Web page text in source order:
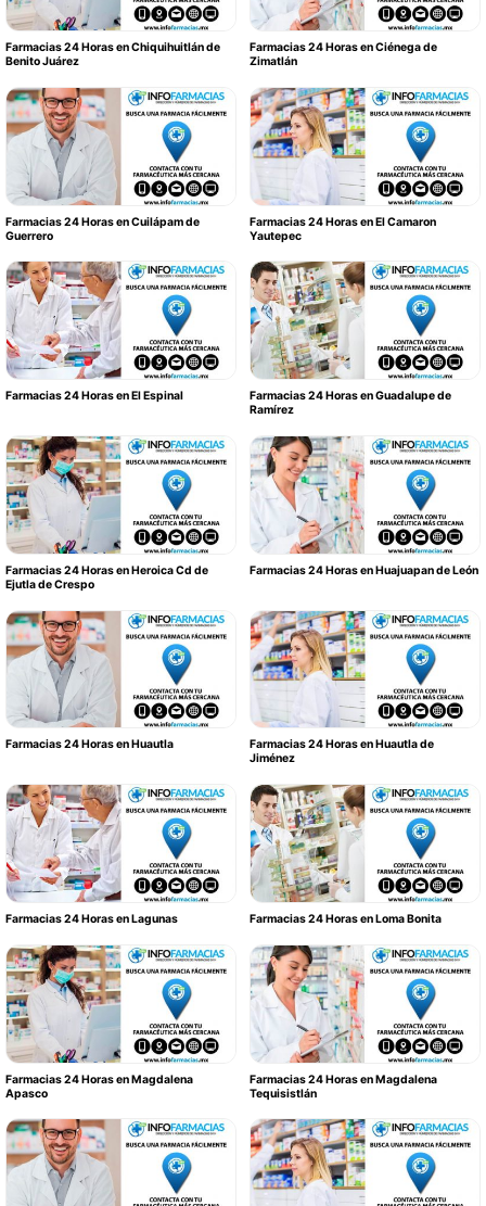
Farmacias 24 Horas en Chiquihuitlán de
Benito Juárez
Farmacias 24 Horas en Ciénega de
Zimatlán
Farmacias 24 Horas en Cuilápam de
Guerrero
Farmacias 24 Horas en El Camaron
Yautepec
Farmacias 24 Horas en El Espinal
Farmacias 24 Horas en Guadalupe de
Ramírez
Farmacias 24 Horas en Heroica Cd de
Ejutla de Crespo
Farmacias 24 Horas en Huajuapan de León
Farmacias 24 Horas en Huautla
Farmacias 24 Horas en Huautla de
Jiménez
Farmacias 24 Horas en Lagunas Farmacias 24 Horas en Loma Bonita
Farmacias 24 Horas en Magdalena
Apasco
Farmacias 24 Horas en Magdalena
Tequisistlán